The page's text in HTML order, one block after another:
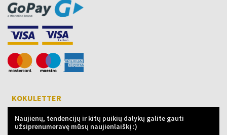
KOKULETTER
Naujienų, tendencijų ir kitų puikių dalykų galite gauti
užsiprenumeravę mūsų naujienlaiškį :)